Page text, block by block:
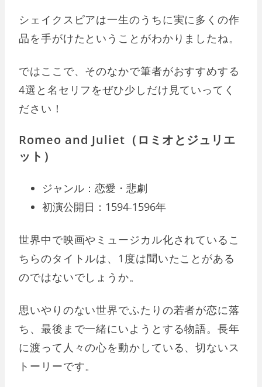
シェイクスピアは一生のうちに実に多くの作
品を手がけたということがわかりましたね。
ではここで、そのなかで筆者がおすすめする
4選と名セリフをぜひ少しだけ見ていってく
ださい！
Romeo and Juliet（ロミオとジュリエ
ット）
ジャンル：恋愛・悲劇
初演公開日：1594-1596年
世界中で映画やミュージカル化されているこ
ちらのタイトルは、1度は聞いたことがある
のではないでしょうか。
思いやりのない世界でふたりの若者が恋に落
ち、最後まで一緒にいようとする物語。長年
に渡って人々の心を動かしている、切ないス
トーリーです。